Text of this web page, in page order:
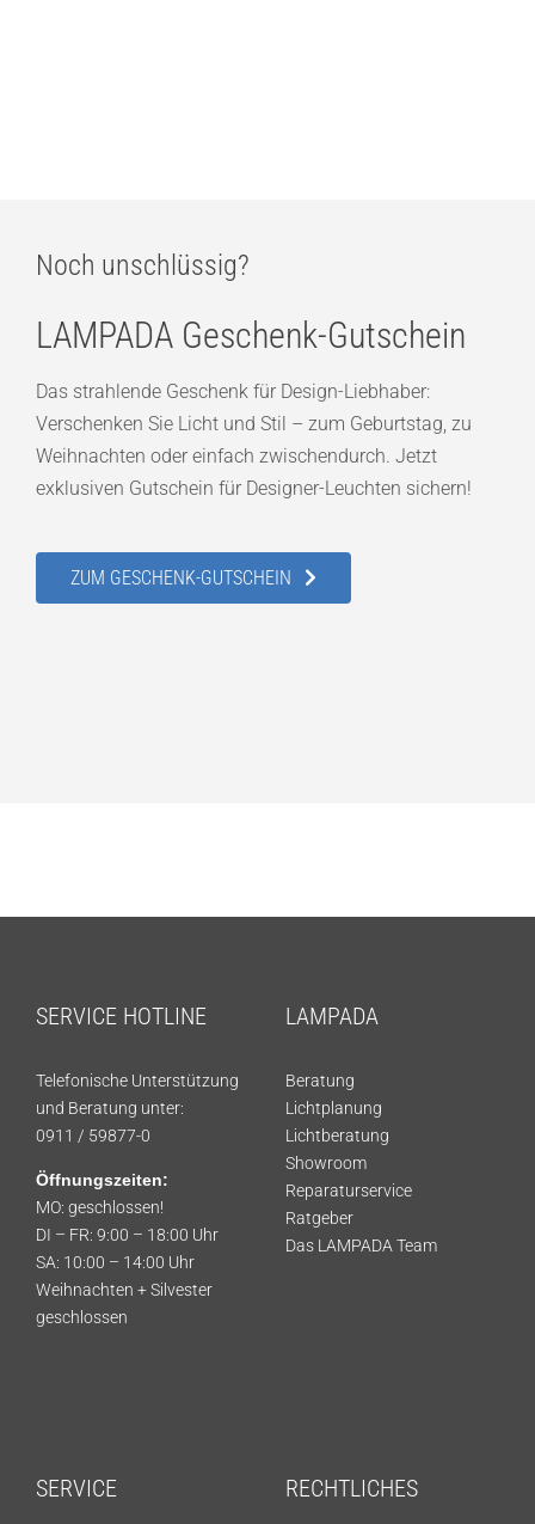
Noch unschlüssig?
LAMPADA Geschenk-Gutschein
Das strahlende Geschenk für Design-Liebhaber:
Verschenken Sie Licht und Stil – zum Geburtstag, zu
Weihnachten oder einfach zwischendurch. Jetzt
exklusiven Gutschein für Designer-Leuchten sichern!
ZUM GESCHENK-GUTSCHEIN
SERVICE HOTLINE
Telefonische Unterstützung
und Beratung unter:
0911 / 59877-0
Öffnungszeiten:
MO: geschlossen!
DI – FR: 9:00 – 18:00 Uhr
SA: 10:00 – 14:00 Uhr
Weihnachten + Silvester
geschlossen
LAMPADA
Beratung
Lichtplanung
Lichtberatung
Showroom
Reparaturservice
Ratgeber
Das LAMPADA Team
SERVICE RECHTLICHES